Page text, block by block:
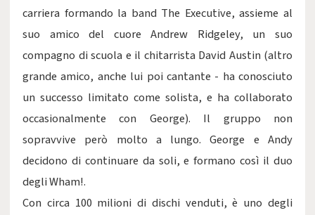
carriera formando la band The Executive, assieme al
suo amico del cuore Andrew Ridgeley, un suo
compagno di scuola e il chitarrista David Austin (altro
grande amico, anche lui poi cantante - ha conosciuto
un successo limitato come solista, e ha collaborato
occasionalmente con George). Il gruppo non
sopravvive però molto a lungo. George e Andy
decidono di continuare da soli, e formano così il duo
degli Wham!.
Con circa 100 milioni di dischi venduti, è uno degli